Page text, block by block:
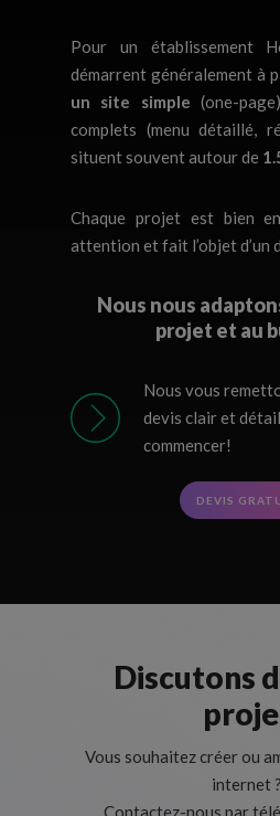
Pour un établissement
démarrent généralement à
un site simple (one-
complets (menu détaillé,
situent souvent autour de
Chaque projet est bien
attention et fait l’objet d’un
Nous nous
projet et au
Nous vous
devis clair et
commencer!
DEVIS
Discutons
Vous souhaitez créer ou
internet ?
Contactez-nous par